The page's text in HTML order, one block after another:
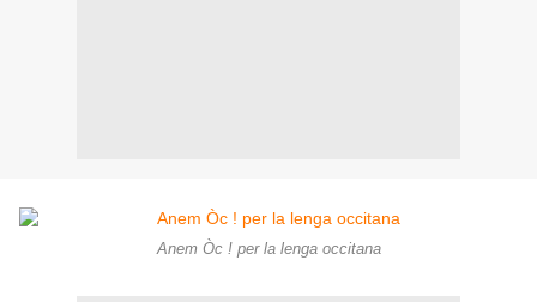
Anem Òc ! per la lenga occitana